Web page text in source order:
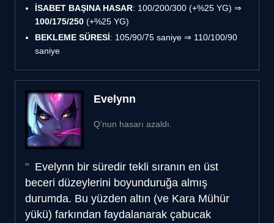
İSABET BAŞINA HASAR: 100/200/300 (+%25 YG) ⇒
100/175/250 (+%25 YG)
BEKLEME SÜRESİ: 105/90/75 saniye ⇒ 110/100/90
saniye
Evelynn
Q'nun hasarı azaldı.
Evelynn bir süredir tekli sıranın en üst
beceri düzeylerini boyunduruğa almış
durumda. Bu yüzden altın (ve Kara Mühür
yükü) farkından faydalanarak çabucak